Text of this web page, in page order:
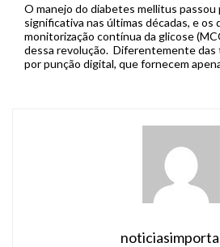
O manejo do diabetes mellitus passou
significativa nas últimas décadas, e os
monitorização contínua da glicose
dessa revolução. Diferentemente das
por punção digital, que fornecem